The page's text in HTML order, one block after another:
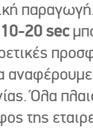
10-20 sec
Όλα
της